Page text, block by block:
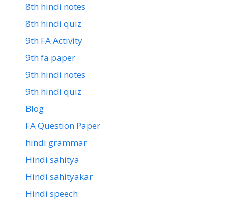
8th hindi notes
8th hindi quiz
9th FA Activity
9th fa paper
9th hindi notes
9th hindi quiz
Blog
FA Question Paper
hindi grammar
Hindi sahitya
Hindi sahityakar
Hindi speech